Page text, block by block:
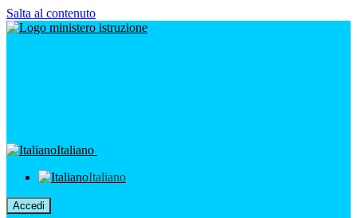
Salta al contenuto
Italiano
Italiano
Accedi